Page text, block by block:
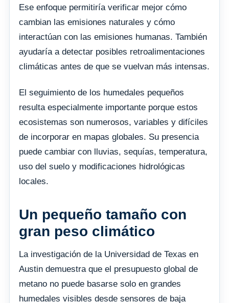
Ese enfoque permitiría verificar mejor cómo
cambian las emisiones naturales y cómo
interactúan con las emisiones humanas. También
ayudaría a detectar posibles retroalimentaciones
climáticas antes de que se vuelvan más intensas.
El seguimiento de los humedales pequeños
resulta especialmente importante porque estos
ecosistemas son numerosos, variables y difíciles
de incorporar en mapas globales. Su presencia
puede cambiar con lluvias, sequías, temperatura,
uso del suelo y modificaciones hidrológicas
locales.
Un pequeño tamaño con
gran peso climático
La investigación de la Universidad de Texas en
Austin demuestra que el presupuesto global de
metano no puede basarse solo en grandes
humedales visibles desde sensores de baja